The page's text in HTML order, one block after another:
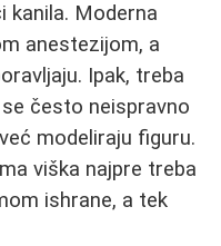
kanila. Moderna
anestezijom, a
Ipak, treba
često neispravno
modeliraju figuru.
viška najpre treba
ishrane, a tek